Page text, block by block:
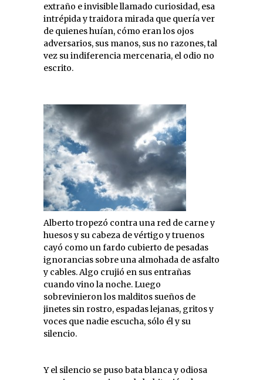
extraño e invisible llamado curiosidad, esa
intrépida y traidora mirada que quería ver
de quienes huían, cómo eran los ojos
adversarios, sus manos, sus no razones, tal
vez su indiferencia mercenaria, el odio no
escrito.
Alberto tropezó contra una red de carne y
huesos y su cabeza de vértigo y truenos
cayó como un fardo cubierto de pesadas
ignorancias sobre una almohada de asfalto
y cables. Algo crujió en sus entrañas
cuando vino la noche. Luego
sobrevinieron los malditos sueños de
jinetes sin rostro, espadas lejanas, gritos y
voces que nadie escucha, sólo él y su
silencio.
Y el silencio se puso bata blanca y odiosa